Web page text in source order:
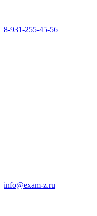
8-931-255-45-56
info@exam-z.ru